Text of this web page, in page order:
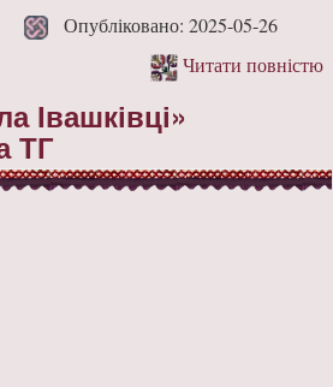
Опубліковано: 2025-05-26
Читати повністю
Івашківці»
ТГ